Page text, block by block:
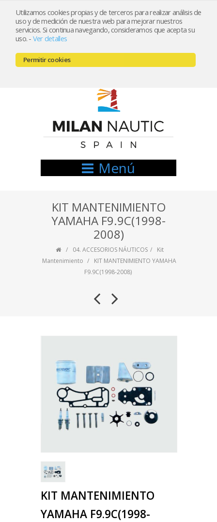
Utilizamos cookies propias y de terceros para realizar análisis de
uso y de medición de nuestra web para mejorar nuestros
servicios. Si continua navegando, consideramos que acepta su
uso. - Ver detalles
Permitir cookies
Registrarse Mi cuenta
666521122 // 654999333
Menú
KIT MANTENIMIENTO
YAMAHA F9.9C(1998-
2008)
04. ACCESORIOS NÁUTICOS
Kit
Mantenimiento
KIT MANTENIMIENTO YAMAHA
F9.9C(1998-2008)
KIT MANTENIMIENTO
YAMAHA F9.9C(1998-